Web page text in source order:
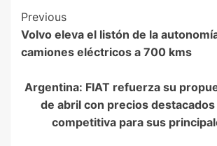
Previous
Volvo eleva el listón de la
camiones eléctricos a 700 kms
Argentina: FIAT refuerza su
de abril con precios
competitiva para sus